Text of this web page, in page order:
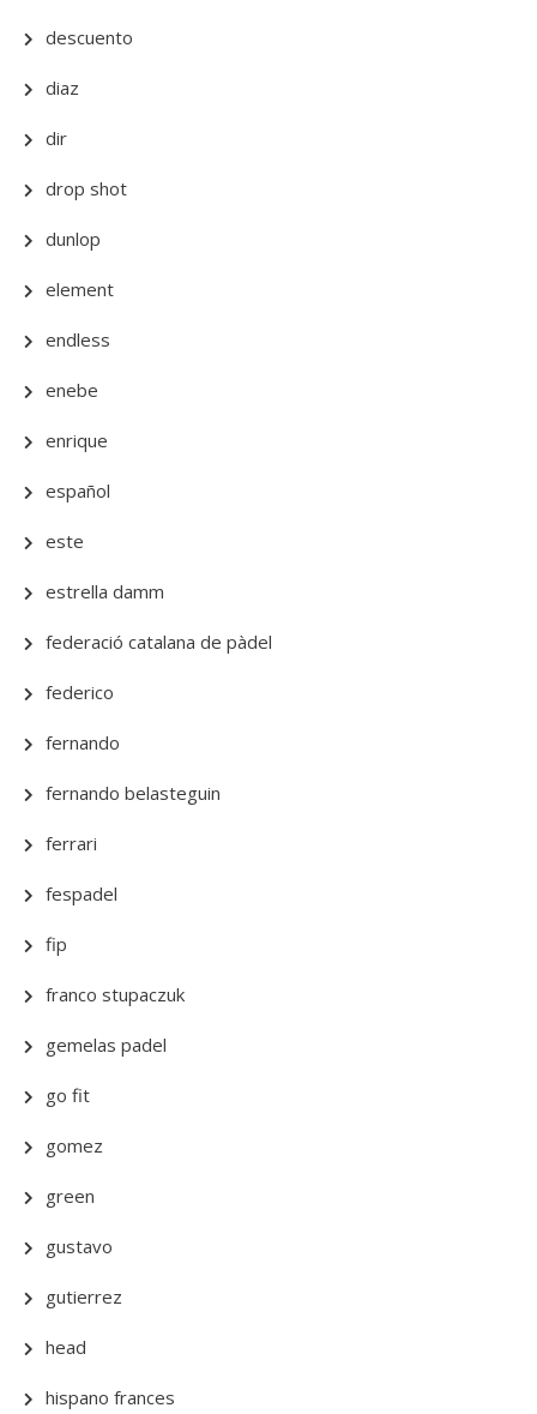
descuento
diaz
dir
drop shot
dunlop
element
endless
enebe
enrique
español
este
estrella damm
federació catalana de pàdel
federico
fernando
fernando belasteguin
ferrari
fespadel
fip
franco stupaczuk
gemelas padel
go fit
gomez
green
gustavo
gutierrez
head
hispano frances